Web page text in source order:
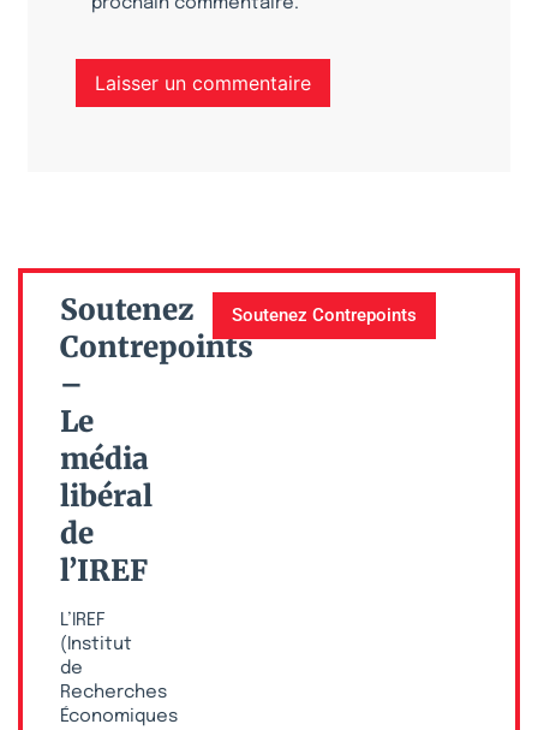
Soutenez
Contrepoints
–
Le
média
libéral
de
l’IREF
L’IREF
(Institut
de
Recherches
Économiques
Soutenez Contrepoints